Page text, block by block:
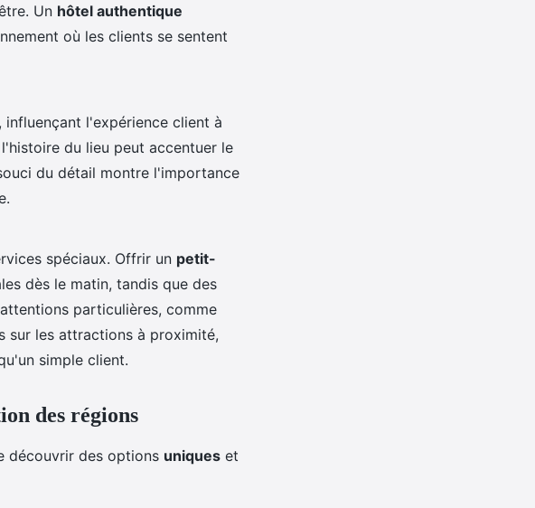
Un hôtel authentique
où les clients se sentent
l'expérience client à
du lieu peut accentuer le
du détail montre l'importance
spéciaux. Offrir un petit-
dès le matin, tandis que des
particulières, comme
sur les attractions à proximité,
simple client.
des régions
découvrir des options uniques et